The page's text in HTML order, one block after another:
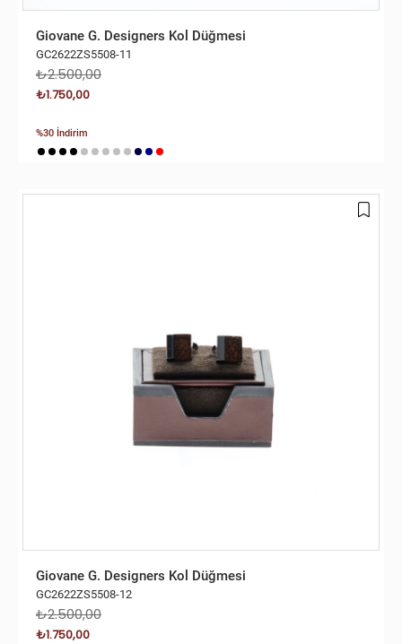
Giovane G. Designers Kol Düğmesi
GC2622ZS5508-11
₺2.500,00
₺1.750,00
%30 İndirim
Giovane G. Designers Kol Düğmesi
GC2622ZS5508-12
₺2.500,00
₺1.750,00